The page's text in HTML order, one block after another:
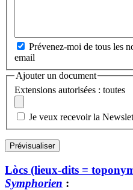
Prévenez-moi de tous les
email
Ajouter un document
Extensions autorisées : toutes
Je veux recevoir la
Lòcs (lieux-dits =
Symphorien :